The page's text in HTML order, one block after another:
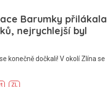
Barumky přilákala
nejrychlejší byl
konečně dočkali! V okolí Zlína se
ZL